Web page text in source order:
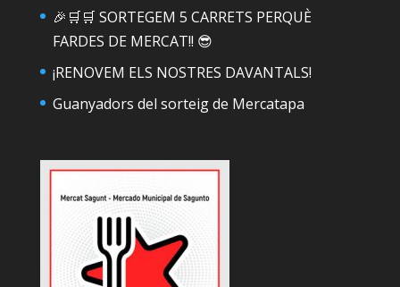
🎉🛒🛒 SORTEGEM 5 CARRETS PERQUÈ
FARDES DE MERCAT!! 😎
¡RENOVEM ELS NOSTRES DAVANTALS!
Guanyadors del sorteig de Mercatapa